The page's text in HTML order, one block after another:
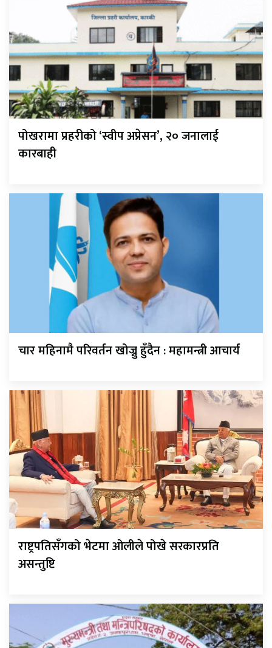
पोखरामा प्रहरीको ‘स्वीप अप्रेसन’, २० जनालाई
कारबाही
चार महिनामै परिवर्तन खोज्नु हुँदैन : महामन्त्री आचार्य
राष्ट्रपतिसँगको भेटमा ओलीले पोखे सरकारप्रति
असन्तुष्टि